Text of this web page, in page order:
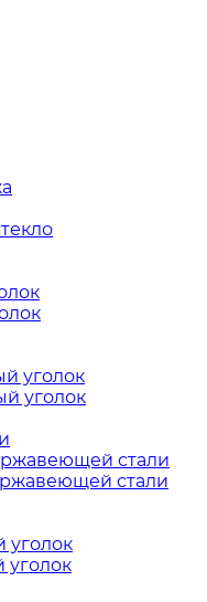
уголок
уголок
стали
стали
уголок
уголок